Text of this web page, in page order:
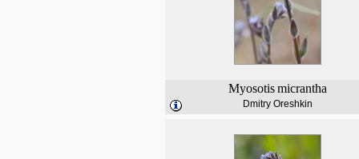
Myosotis micrantha
Dmitry Oreshkin